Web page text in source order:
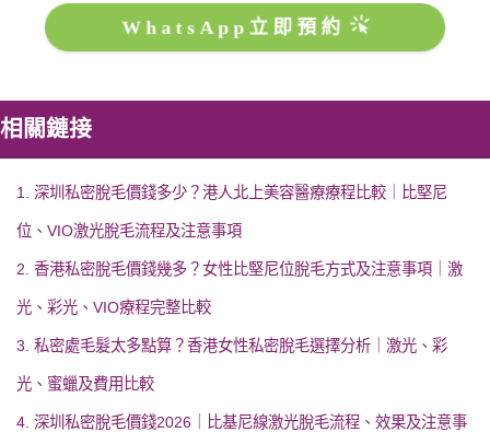
WhatsApp立即預約
相關鏈接
1. 深圳私密脫毛價錢多少？港人北上美容醫療療程比較｜比堅尼
位、VIO激光脫毛流程及注意事項
2. 香港私密脫毛價錢幾多？女性比堅尼位脫毛方式及注意事項｜激
光、彩光、VIO療程完整比較
3. 私密處毛髮太多點算？香港女性私密脫毛選擇分析｜激光、彩
光、蜜蠟及費用比較
4. 深圳私密脫毛價錢2026｜比基尼線激光脫毛流程、效果及注意事